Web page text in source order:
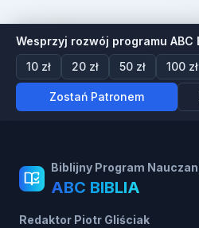
Wesprzyj rozwój programu ABC
10 zł
20 zł 50 zł 100 zł
Zostań Patronem
Biblijny Program
ABC BIBLIA
Redaktor Piotr Gliściak